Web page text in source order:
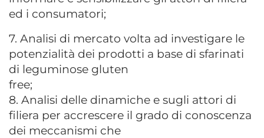
ed i consumatori;
7. Analisi di mercato volta ad investigare le
potenzialità dei prodotti a base di sfarinati
di leguminose gluten
free;
8. Analisi delle dinamiche e sugli attori di
filiera per accrescere il grado di conoscenza
dei meccanismi che